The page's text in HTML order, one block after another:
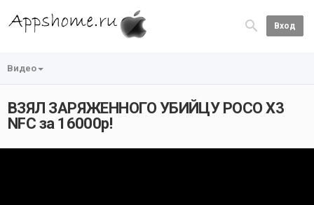
Вход
Видео
ВЗЯЛ ЗАРЯЖЕННОГО УБИЙЦУ POCO X3
NFC за 16000р!